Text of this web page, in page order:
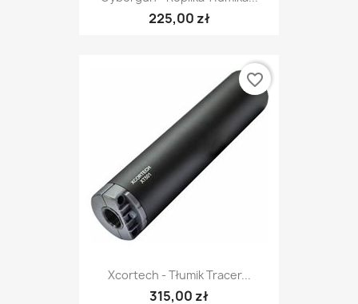
225,00 zł
Xcortech - Tłumik Tracer...
315,00 zł
favorite_border